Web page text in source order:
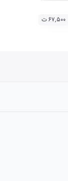
۶۷,۵۰۰ ت